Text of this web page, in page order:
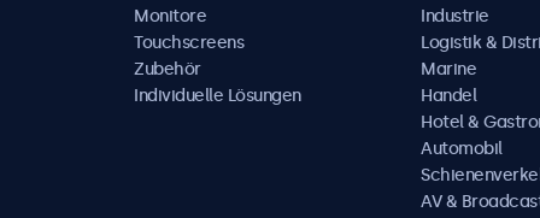
Monitore
Touchscreens
Zubehör
Individuelle Lösungen
Industrie
Logistik &
Marine
Handel
Hotel &
Automobil
AV &